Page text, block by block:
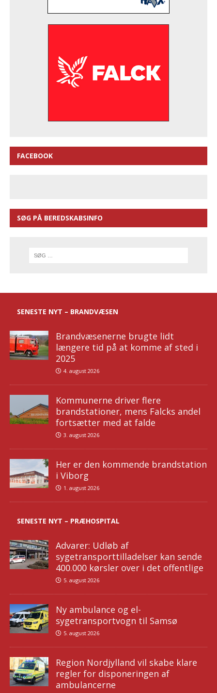
FACEBOOK
SØG PÅ BEREDSKABSINFO
SENESTE NYT – BRANDVÆSEN
Brandvæsenerne brugte lidt
længere tid på at komme af sted i
2025
4. august 2026
Kommunerne driver flere
brandstationer, mens Falcks andel
fortsætter med at falde
3. august 2026
Her er den kommende brandstation
i Viborg
1. august 2026
SENESTE NYT – PRÆHOSPITAL
Advarer: Udløb af
sygetransporttilladelser kan sende
400.000 kørsler over i det offentlige
5. august 2026
Ny ambulance og el-
sygetransportvogn til Samsø
5. august 2026
Region Nordjylland vil skabe klare
regler for disponeringen af
ambulancerne